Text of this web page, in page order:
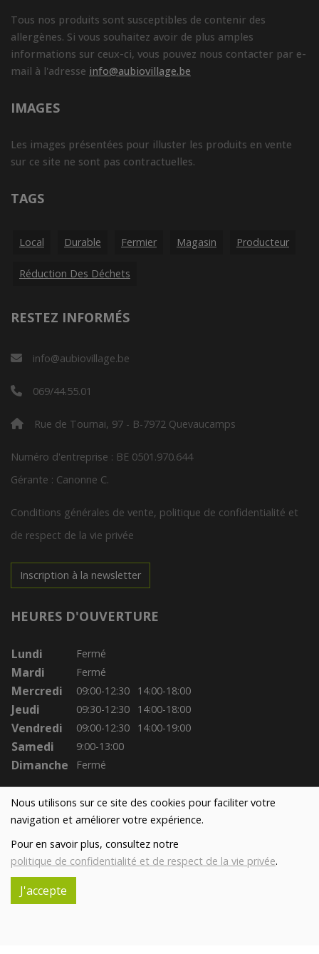
Nous utilisons sur ce site des cookies pour faciliter votre
navigation et améliorer votre expérience.
Pour en savoir plus, consultez notre
politique de confidentialité et de respect de la vie privée.
J'accepte
Tous nos produits sont susceptibles de contenir des
allergènes. Si vous souhaitez avoir de plus amples
informations sur ceux-ci, vous pouvez nous contacter par e-
mail à l'adresse info@aubiovillage.be
IMAGES
Les images présentées pour illuster les produits en vente
sur ce site ne sont pas contractuelles.
TAGS
Local Durable Fermier Magasin Producteur
Réduction Des Déchets
RESTEZ INFORMÉS
info@aubiovillage.be
069/44.55.01
Rue de Tournai, 97 - B-7972 Quevaucamps
Numéro d'entreprise : BE 0501.970.644
Gérante : Canonne C.
Conditions générales de vente, politique de confidentialité et
de respect de la vie privée
Inscription à la newsletter
HEURES D'OUVERTURE
Lundi Fermé
Mardi Fermé
Mercredi 09:00-12:30 14:00-18:00
Jeudi 09:30-12:30 14:00-18:00
Vendredi 09:00-12:30 14:00-19:00
Samedi 9:00-13:00
Dimanche Fermé